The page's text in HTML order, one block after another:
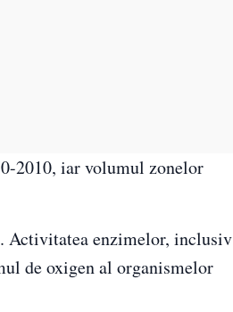
2010, iar volumul zonelor
Activitatea enzimelor, inclusiv
de oxigen al organismelor